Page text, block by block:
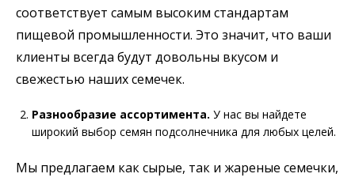
соответствует самым высоким стандартам
пищевой промышленности. Это значит, что ваши
клиенты всегда будут довольны вкусом и
свежестью наших семечек.
Разнообразие ассортимента. У нас вы найдете
широкий выбор семян подсолнечника для любых целей.
Мы предлагаем как сырые, так и жареные семечки,